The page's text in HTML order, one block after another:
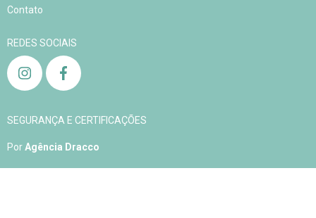
Contato
REDES SOCIAIS
SEGURANÇA E CERTIFICAÇÕES
PorAgência Dracco